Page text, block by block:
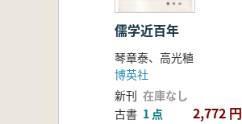
儒学近百年
琴章泰、高光稙
博英社
新刊 在庫なし
古書 1 点 2,772 円